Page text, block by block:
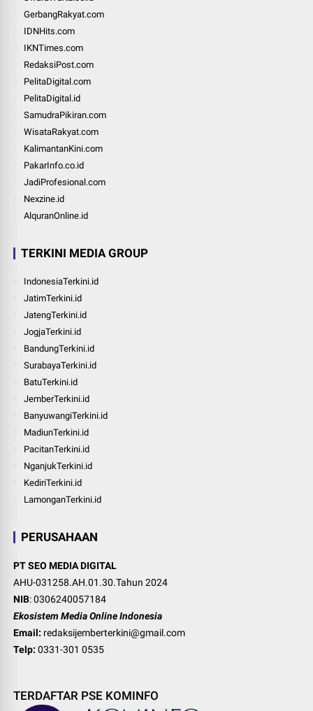
GerbangRakyat.com
IDNHits.com
IKNTimes.com
RedaksiPost.com
PelitaDigital.com
PelitaDigital.id
SamudraPikiran.com
WisataRakyat.com
KalimantanKini.com
PakarInfo.co.id
JadiProfesional.com
Nexzine.id
AlquranOnline.id
TERKINI MEDIA GROUP
IndonesiaTerkini.id
JatimTerkini.id
JatengTerkini.id
JogjaTerkini.id
BandungTerkini.id
SurabayaTerkini.id
BatuTerkini.id
JemberTerkini.id
BanyuwangiTerkini.id
MadiunTerkini.id
PacitanTerkini.id
NganjukTerkini.id
KediriTerkini.id
LamonganTerkini.id
PERUSAHAAN
PT SEO MEDIA DIGITAL
AHU-031258.AH.01.30.Tahun 2024
NIB: 0306240057184
Ekosistem Media Online Indonesia
Email: redaksijemberterkini@gmail.com
Telp: 0331-301 0535
TERDAFTAR PSE KOMINFO